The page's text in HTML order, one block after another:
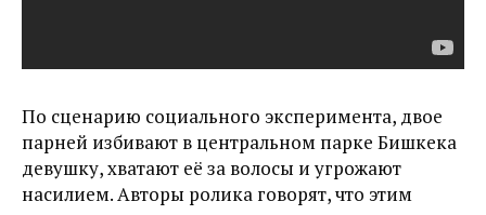
По сценарию социального эксперимента, двое
парней избивают в центральном парке Бишкека
девушку, хватают её за волосы и угрожают
насилием. Авторы ролика говорят, что этим